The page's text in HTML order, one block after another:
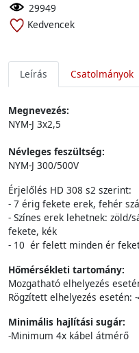
29949
Kedvencek
Leírás Csatolmányok
Megnevezés:
NYM-J 3x2,5
Névleges feszültség:
NYM-J 300/500V
Érjelőlés HD 308 s2 szerint:
- 7 érig fekete erek, fehér
- Színes erek lehetnek: zöld/
fekete, kék
- 10 ér felett minden ér
Hőmérsékleti tartomány:
Mozgatható elhelyezés
Rögzített elhelyezés esetén:
Minimális hajlítási sugár:
-Minimum 4x kábel átmérő